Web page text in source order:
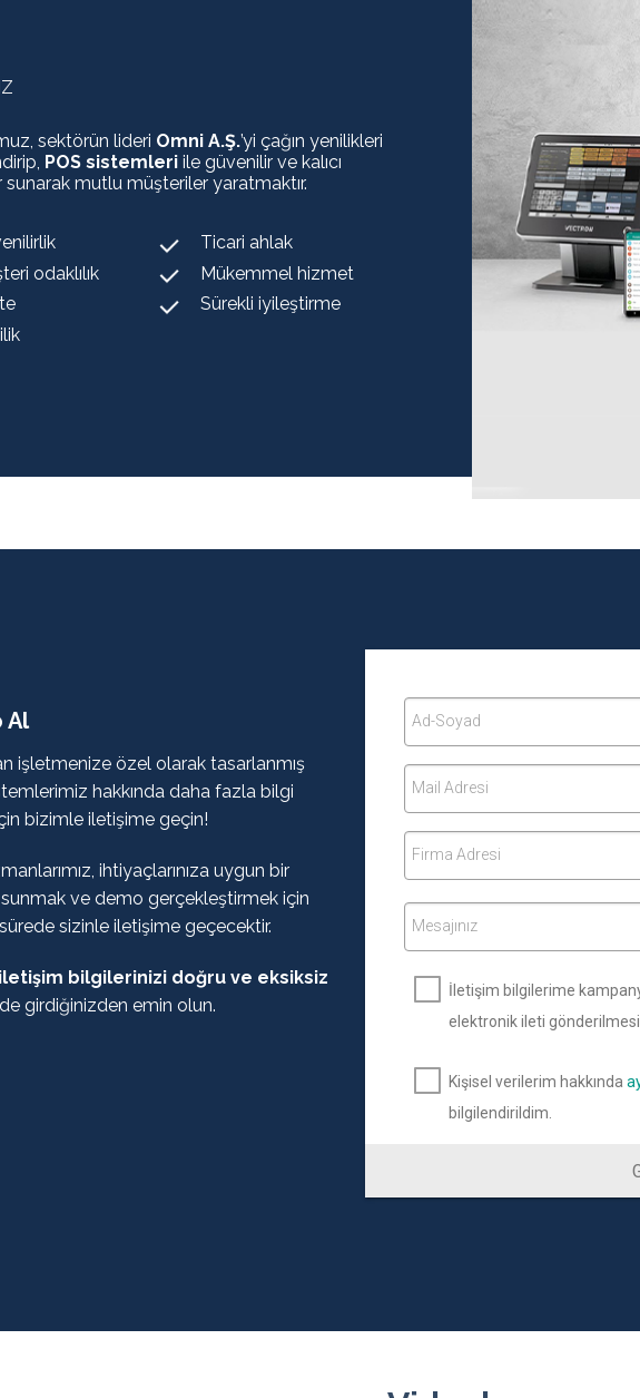
sektörün lideri Omni A.Ş.’yi çağın yenilikleri
POS sistemleri ile güvenilir ve kalıcı
mutlu müşteriler yaratmaktır.
odaklılık
Ticari ahlak
Mükemmel hizmet
Sürekli iyileştirme
Al
işletmenize özel olarak tasarlanmış
hakkında daha fazla bilgi
bizimle iletişime geçin!
ihtiyaçlarınıza uygun bir
ve demo gerçekleştirmek için
sürede sizinle iletişime geçecektir.
iletişim bilgilerinizi doğru ve eksiksiz
girdiğinizden emin olun.
Ad-Soyad
Mail Adresi
Firma Adresi
Mesajınız
İletişim bilgilerime
elektronik ileti
Kişisel verilerim hakkında
bilgilendirildim.